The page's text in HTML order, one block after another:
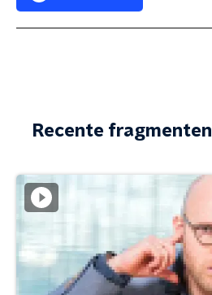
Recente fragmenten